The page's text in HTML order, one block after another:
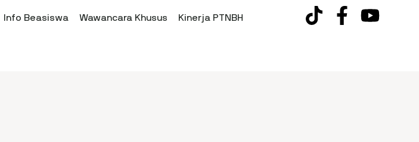
Info Beasiswa Wawancara Khusus Kinerja PTNBH